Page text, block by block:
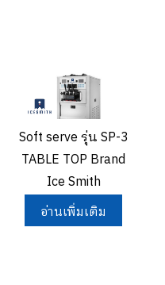
Soft serve รุ่น SP-3
TABLE TOP Brand
Ice Smith
อ่านเพิ่มเติม